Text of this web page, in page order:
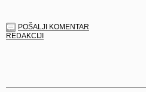
POŠALJI KOMENTAR
REDAKCIJI